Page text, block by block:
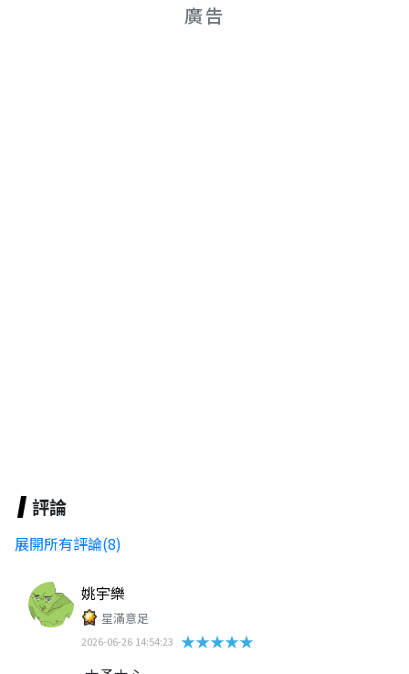
廣告
評論
展開所有評論(8)
姚宇樂
星滿意足
2026-06-26 14:54:23
★★★★★